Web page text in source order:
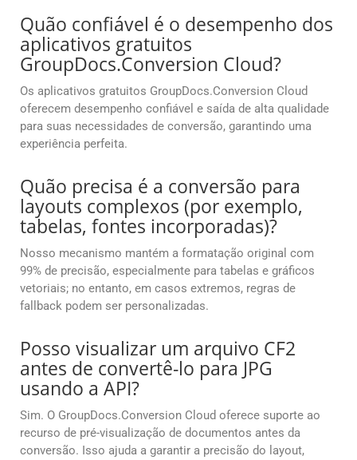
Quão confiável é o desempenho dos
aplicativos gratuitos
GroupDocs.Conversion Cloud?
Os aplicativos gratuitos GroupDocs.Conversion Cloud
oferecem desempenho confiável e saída de alta qualidade
para suas necessidades de conversão, garantindo uma
experiência perfeita.
Quão precisa é a conversão para
layouts complexos (por exemplo,
tabelas, fontes incorporadas)?
Nosso mecanismo mantém a formatação original com
99% de precisão, especialmente para tabelas e gráficos
vetoriais; no entanto, em casos extremos, regras de
fallback podem ser personalizadas.
Posso visualizar um arquivo CF2
antes de convertê-lo para JPG
usando a API?
Sim. O GroupDocs.Conversion Cloud oferece suporte ao
recurso de pré-visualização de documentos antes da
conversão. Isso ajuda a garantir a precisão do layout,